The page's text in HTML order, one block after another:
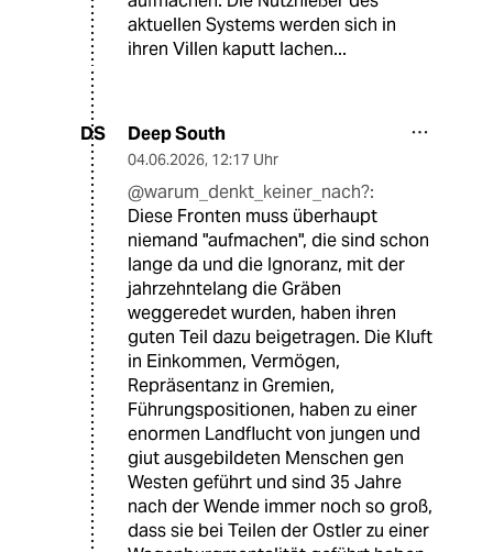
aktuellen Systems werden sich in
ihren Villen kaputt lachen...
DS Deep South
04.06.2026, 12:17 Uhr
@warum_denkt_keiner_nach?:
Diese Fronten muss überhaupt
niemand "aufmachen", die sind schon
lange da und die Ignoranz, mit der
jahrzehntelang die Gräben
weggeredet wurden, haben ihren
guten Teil dazu beigetragen. Die Kluft
in Einkommen, Vermögen,
Repräsentanz in Gremien,
Führungspositionen, haben zu einer
enormen Landflucht von jungen und
giut ausgebildeten Menschen gen
Westen geführt und sind 35 Jahre
nach der Wende immer noch so groß,
dass sie bei Teilen der Ostler zu einer